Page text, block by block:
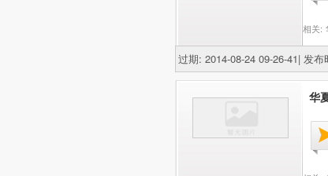
相关:
过期: 2014-08-24 09-26-41| 发布
华